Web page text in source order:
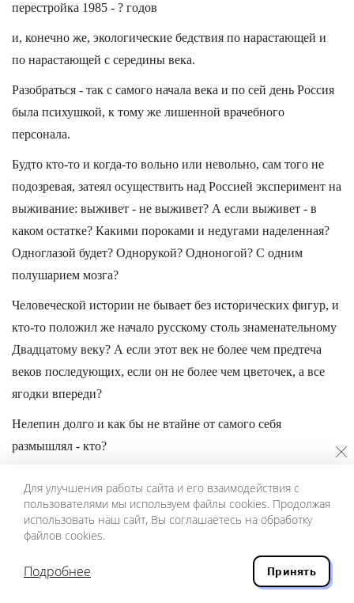
перестройка 1985 - ? годов
и, конечно же, экологические бедствия по нарастающей и
по нарастающей с середины века.
Разобраться - так с самого начала века и по сей день Россия
была психушкой, к тому же лишенной врачебного
персонала.
Будто кто-то и когда-то вольно или невольно, сам того не
подозревая, затеял осуществить над Россией эксперимент на
выживание: выживет - не выживет? А если выживет - в
каком остатке? Какими пороками и недугами наделенная?
Одноглазой будет? Однорукой? Одноногой? С одним
полушарием мозга?
Человеческой истории не бывает без исторических фигур, и
кто-то положил же начало русскому столь знаменательному
Двадцатому веку? А если этот век не более чем предтеча
веков последующих, если он не более чем цветочек, а все
ягодки впереди?
Нелепин долго и как бы не втайне от самого себя
размышлял - кто?
XX века в хронологическом порядке: Николай Второй -
Львов - Керенский - Ленин - Сталин - Хрущев - Брежнев -
Андропов - Черненко - Горбачев - Ельцин, выстроив, взять в
толк, что в Двадцатом веке были в России империализм -
капитализм - коммунизм во многих своих обликах, а нынче
Для улучшения работы сайта и его взаимодействия с
пользователями мы используем файлы cookies. Продолжая
использовать наш сайт, Вы соглашаетесь на обработку
файлов cookies.
Подробнее Принять